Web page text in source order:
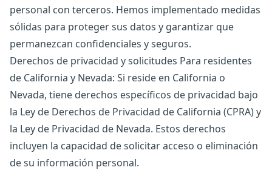
personal con terceros. Hemos implementado medidas
sólidas para proteger sus datos y garantizar que
permanezcan confidenciales y seguros.
Derechos de privacidad y solicitudes Para residentes
de California y Nevada: Si reside en California o
Nevada, tiene derechos específicos de privacidad bajo
la Ley de Derechos de Privacidad de California (CPRA) y
la Ley de Privacidad de Nevada. Estos derechos
incluyen la capacidad de solicitar acceso o eliminación
de su información personal.